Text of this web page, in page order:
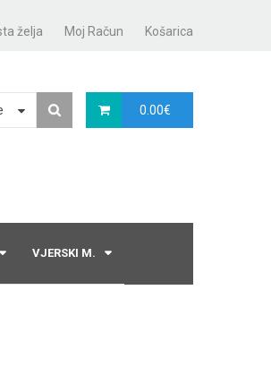
želja Moj Račun Košarica
0.00€
VJERSKI M.